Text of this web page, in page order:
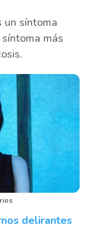
un síntoma
más
delirantes